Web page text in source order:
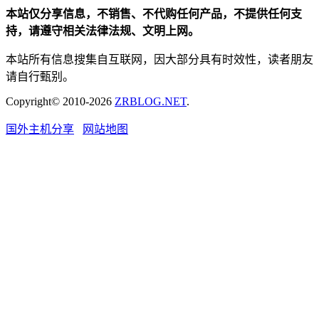
本站仅分享信息，不销售、不代购任何产品，不提供任何支
持，请遵守相关法律法规、文明上网。
本站所有信息搜集自互联网，因大部分具有时效性，读者朋友
请自行甄别。
Copyright© 2010-2026 ZRBLOG.NET.
国外主机分享 网站地图